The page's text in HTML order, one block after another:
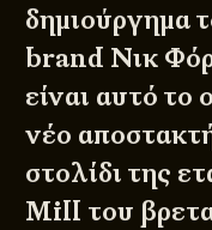
δημιούργημα
brand Νικ
είναι αυτό το
νέο
στολίδι της
Mill του